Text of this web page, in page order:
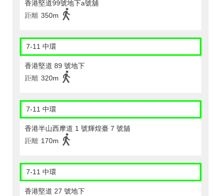
香港堅道99號地下a號舖
距離 350m
7-11 中環
香港堅道 89 號地下
距離 320m
7-11 中環
香港半山西摩道 1 號輝煌臺 7 號舖
距離 170m
7-11 中環
香港堅道 27 號地下